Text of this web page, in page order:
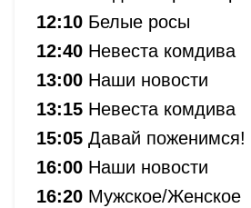
12:10 Белые росы
12:40 Невеста комдива
13:00 Наши новости
13:15 Невеста комдива
15:05 Давай поженимся!
16:00 Наши новости
16:20 Мужское/Женское